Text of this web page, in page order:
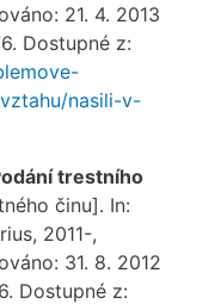
21. 4. 2013
Dostupné z:
nasili-v-
trestního
činu]. In:
2011-,
31. 8. 2012
Dostupné z: